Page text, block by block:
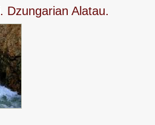
Dzungarian Alatau.